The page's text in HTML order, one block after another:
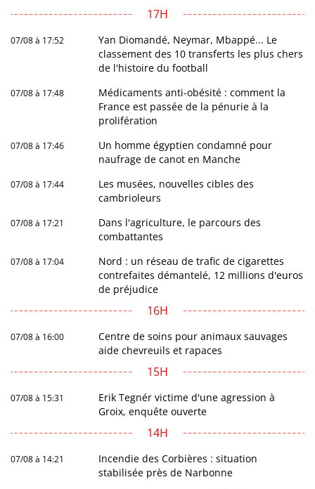
17H
07/08 à 17:52
Yan Diomandé, Neymar, Mbappé... Le
classement des 10 transferts les plus chers
de l'histoire du football
07/08 à 17:48
Médicaments anti-obésité : comment la
France est passée de la pénurie à la
prolifération
07/08 à 17:46
Un homme égyptien condamné pour
naufrage de canot en Manche
07/08 à 17:44
Les musées, nouvelles cibles des
cambrioleurs
07/08 à 17:21
Dans l'agriculture, le parcours des
combattantes
07/08 à 17:04
Nord : un réseau de trafic de cigarettes
contrefaites démantelé, 12 millions d'euros
de préjudice
16H
07/08 à 16:00
Centre de soins pour animaux sauvages
aide chevreuils et rapaces
15H
07/08 à 15:31
Erik Tegnér victime d'une agression à
Groix, enquête ouverte
14H
07/08 à 14:21
Incendie des Corbières : situation
stabilisée près de Narbonne